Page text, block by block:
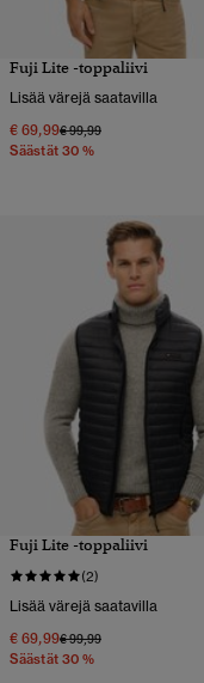
Fuji Lite -toppaliivi
Lisää värejä saatavilla
€ 69,99Hinta alennettu hinnasta
€ 99,99hintaan
Säästät 30 %
Fuji Lite -toppaliivi
(2)
Lisää värejä saatavilla
€ 69,99Hinta alennettu hinnasta
€ 99,99hintaan
Säästät 30 %